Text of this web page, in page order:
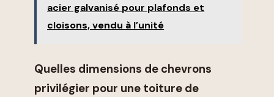
acier galvanisé pour plafonds et
cloisons, vendu à l’unité
Quelles dimensions de chevrons
privilégier pour une toiture de